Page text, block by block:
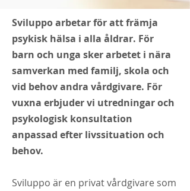
Sviluppo arbetar för att främja
psykisk hälsa i alla åldrar. För
barn och unga sker arbetet i nära
samverkan med familj, skola och
vid behov andra vårdgivare. För
vuxna erbjuder vi utredningar och
psykologisk konsultation
anpassad efter livssituation och
behov.
Sviluppo är en privat vårdgivare som